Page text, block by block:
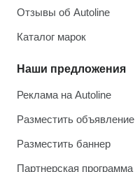
Отзывы об Autoline
Каталог марок
Наши предложения
Реклама на Autoline
Разместить объявление
Разместить баннер
Партнерская программа